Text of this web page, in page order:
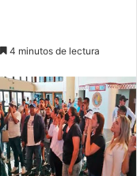
4 minutos de lectura